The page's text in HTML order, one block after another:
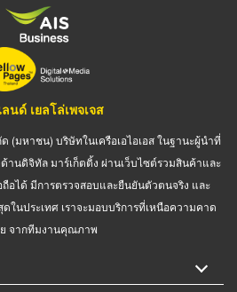
นด์ เยลโล่เพจเจส
(มหาชน) บริษัทในเครือเอไอเอส ในฐานะผู้นำที่
นดิจิทัล มาร์เก็ตติ้ง ผ่านเว็บไซต์รวมสินค้าและ
อได้ มีการตรวจสอบและยืนยันตัวตนจริง และ
นประเทศ เราจะมอบบริการที่เหนือความคาด
จากทีมงานคุณภาพ